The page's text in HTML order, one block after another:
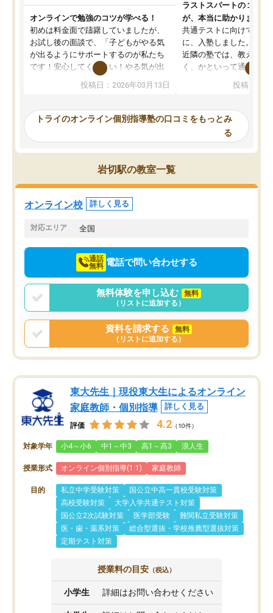
オンラインで勉強のコツが学べる！
初めは料金面で躊躇していましたが、
お試し後の面談で、「子どもがやる気
が出るようにサポートするのが私たち
です！安心してください！やる気が出
ないのは私たち講師の責任です」と言
ってくださり、確かに！と考えて、思
ったんですが、学生の先生から学ぶこ
み、徐々に成績が上がったらいいなと
思っていました。何が今足りないのか
を的確に指導いただき、子どももびっ
くりするほど楽しんでやる気を持って
塾を受けています。狙い通り、少しず
つ成績も上がり、苦手意識も無くなっ
てきたので、さらに苦手な数学も追加
でお願いしました。来年の高校受験に
投稿日：2026年03月13日
ラストスパートの１か月
が、本当に助かりました
共通テストに向けての追
に、入塾しました。田舎
近隣の塾では、教えても
く、かといって通うには
可能なので本当に助か
らないところをピンポイ
頂いて、とてもわかり
していました。一生を
スト、多少お金がかかっ
投稿日：
トライのオンライン個別指導塾の口コミをもっとみ
る
岩切駅の教室一覧
オンライン校 詳しく見る
対応エリア 全国
通話
無料 電話で問い合わせする
無料体験を申し込む
無料
（リストに追加する）
資料を請求する
無料
（リストに追加する）
東大先生｜現役東大生によるオンライン
家庭教師・個別指導
詳しく見る
評価 4.2 （10件）
対象学年 小4～小6 中1～中3 高1～高3 浪人生
授業形式 オンライン個別指導(1:1) 家庭教師
目的 私立中学受験対策
国公立中高一貫校受験対策
高校受験対策
大学入学共通テスト対策
国公立2次試験対策
医学部受験
難関私立受験対策
医・歯・薬系対策
総合型選抜・学校推薦型選抜対策
定期テスト対策
授業料の目安 （税込）
小学生 詳細はお問い合わせください